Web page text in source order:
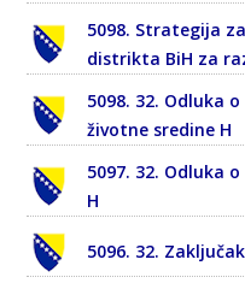
5098. Strategija
distrikta BiH za
5098. 32. Odluka
životne sredine H
5097. 32. Odluka
H
5096. 32.